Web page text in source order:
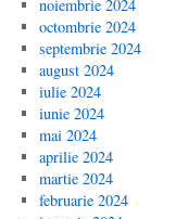
noiembrie 2024
octombrie 2024
septembrie 2024
august 2024
iulie 2024
iunie 2024
mai 2024
aprilie 2024
martie 2024
februarie 2024